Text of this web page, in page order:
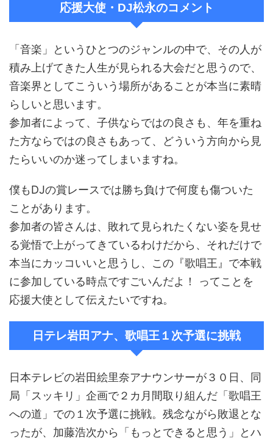
応援大使・DJ松永のコメント
「音楽」というひとつのジャンルの中で、その人が
積み上げてきた人生が見られる大会だと思うので、
音楽界としてこういう場所があることが本当に素晴
らしいと思います。
参加者によって、子供ならではの良さも、年を重ね
た方ならではの良さもあって、どういう方向から見
たらいいのか迷ってしまいますね。
僕もDJの賞レースでは勝ち負けで何度も傷ついた
ことがあります。
参加者の皆さんは、敗れて見られたくない姿を見せ
る覚悟で上がってきているわけだから、それだけで
本当にカッコいいと思うし、この『歌唱王』で本戦
に参加している時点ですごいんだよ！ ってことを
応援大使として伝えたいですね。
日テレ岩田アナ、歌唱王１次予選に挑戦
日本テレビの岩田絵里奈アナウンサーが３０日、同
局「スッキリ」企画で２カ月間取り組んだ「歌唱王
への道」での１次予選に挑戦。残念ながら敗退とな
ったが、加藤浩次から「もっとできると思う」とハ